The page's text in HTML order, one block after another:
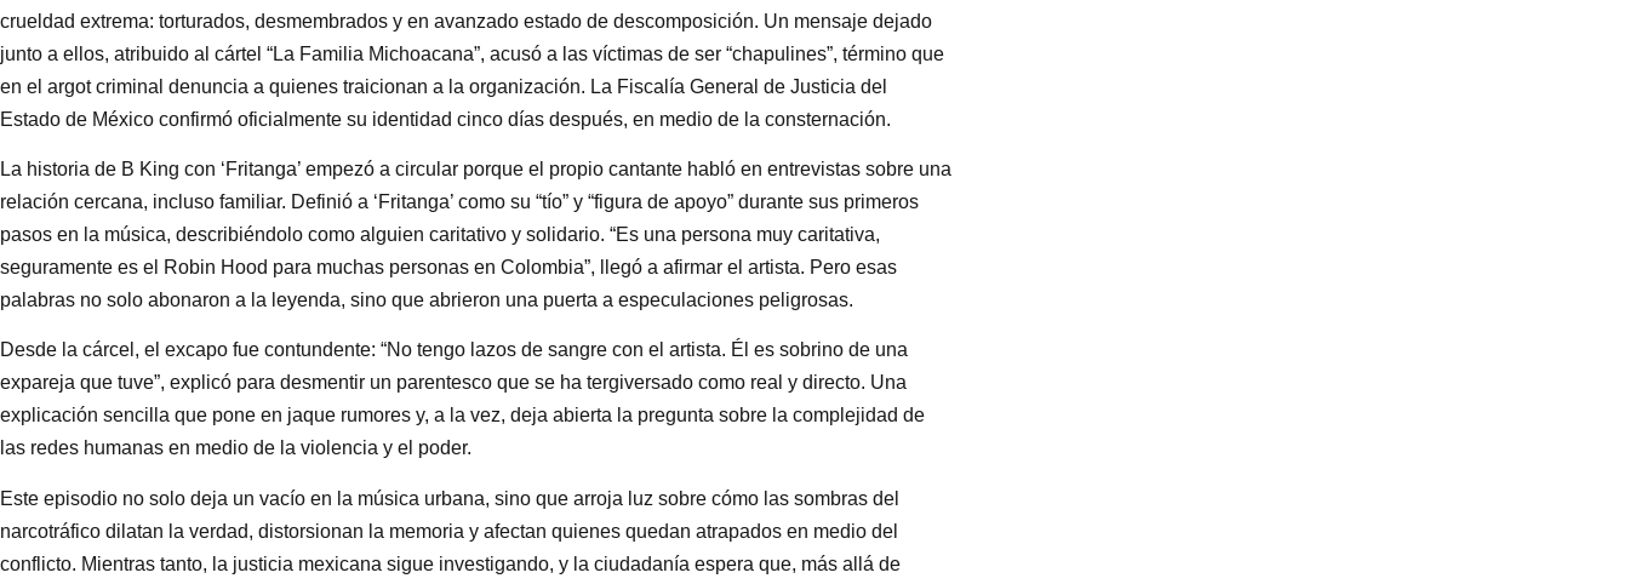
crueldad extrema: torturados, desmembrados y en avanzado estado de descomposición. Un mensaje dejado
junto a ellos, atribuido al cártel “La Familia Michoacana”, acusó a las víctimas de ser “chapulines”, término que
en el argot criminal denuncia a quienes traicionan a la organización. La Fiscalía General de Justicia del
Estado de México confirmó oficialmente su identidad cinco días después, en medio de la consternación.
La historia de B King con ‘Fritanga’ empezó a circular porque el propio cantante habló en entrevistas sobre una
relación cercana, incluso familiar. Definió a ‘Fritanga’ como su “tío” y “figura de apoyo” durante sus primeros
pasos en la música, describiéndolo como alguien caritativo y solidario. “Es una persona muy caritativa,
seguramente es el Robin Hood para muchas personas en Colombia”, llegó a afirmar el artista. Pero esas
palabras no solo abonaron a la leyenda, sino que abrieron una puerta a especulaciones peligrosas.
Desde la cárcel, el excapo fue contundente: “No tengo lazos de sangre con el artista. Él es sobrino de una
expareja que tuve”, explicó para desmentir un parentesco que se ha tergiversado como real y directo. Una
explicación sencilla que pone en jaque rumores y, a la vez, deja abierta la pregunta sobre la complejidad de
las redes humanas en medio de la violencia y el poder.
Este episodio no solo deja un vacío en la música urbana, sino que arroja luz sobre cómo las sombras del
narcotráfico dilatan la verdad, distorsionan la memoria y afectan quienes quedan atrapados en medio del
conflicto. Mientras tanto, la justicia mexicana sigue investigando, y la ciudadanía espera que, más allá de